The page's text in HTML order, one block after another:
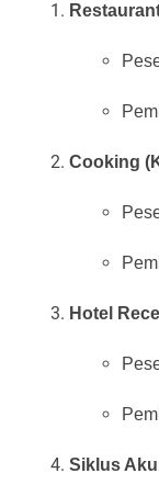
Cooking
Hotel
Siklus